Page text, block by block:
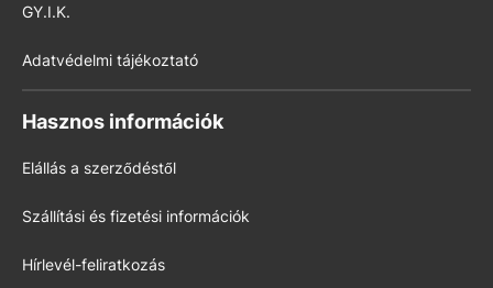
GY.I.K.
Adatvédelmi tájékoztató
Hasznos információk
Elállás a szerződéstől
Szállítási és fizetési információk
Hírlevél-feliratkozás